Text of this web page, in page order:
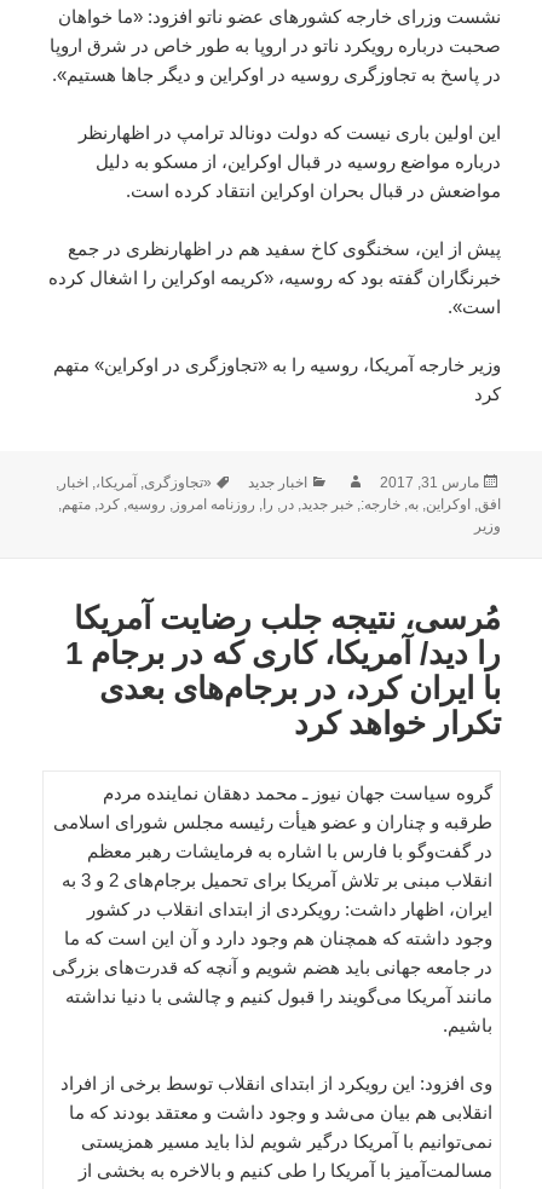
نشست وزرای خارجه کشورهای عضو ناتو افزود: «ما خواهان
صحبت درباره رویکرد ناتو در اروپا به طور خاص در شرق اروپا
در پاسخ به تجاوزگری روسیه در اوکراین و دیگر جاها هستیم».
این اولین باری نیست که دولت دونالد ترامپ در اظهارنظر
درباره مواضع روسیه در قبال اوکراین، از مسکو به دلیل
مواضعش در قبال بحران اوکراین انتقاد کرده است.
پیش از این، سخنگوی کاخ سفید هم در اظهارنظری در جمع
خبرنگاران گفته بود که روسیه، «کریمه اوکراین را اشغال کرده
است».
وزیر خارجه آمریکا، روسیه را به «تجاوزگری در اوکراین» متهم
کرد
ارسال
شده
در
مارس 31, 2017 نویسندهدسته‌ها
اخبار جدید برچسب‌ها
«تجاوزگری, آمریکا،, اخبار,
افق, اوکراین,به,خارجه:,خبر جدید,در, را, روزنامه امروز, روسیه,کرد,متهم,
وزیر
مُرسی، نتیجه جلب رضایت آمریکا
را دید/ آمریکا، کاری که در برجام 1
با ایران کرد، در برجام‌های بعدی
تکرار خواهد کرد
گروه سیاست جهان نیوز ـ محمد دهقان نماینده مردم
طرقبه و چناران و عضو هیأت رئیسه مجلس شورای اسلامی
در گفت‌وگو با فارس با اشاره به فرمایشات رهبر معظم
انقلاب مبنی بر تلاش آمریکا برای تحمیل برجام‌های 2 و 3 به
ایران، اظهار داشت: رویکردی از ابتدای انقلاب در کشور
وجود داشته که همچنان هم وجود دارد و آن این است که ما
در جامعه جهانی باید هضم شویم و آنچه که قدرت‌های بزرگی
مانند آمریکا می‌گویند را قبول کنیم و چالشی با دنیا نداشته
باشیم.
وی افزود: این رویکرد از ابتدای انقلاب توسط برخی از افراد
انقلابی هم بیان می‌شد و وجود داشت و معتقد بودند که ما
نمی‌توانیم با آمریکا درگیر شویم لذا باید مسیر همزیستی
مسالمت‌آمیز با آمریکا را طی کنیم و بالاخره به بخشی از